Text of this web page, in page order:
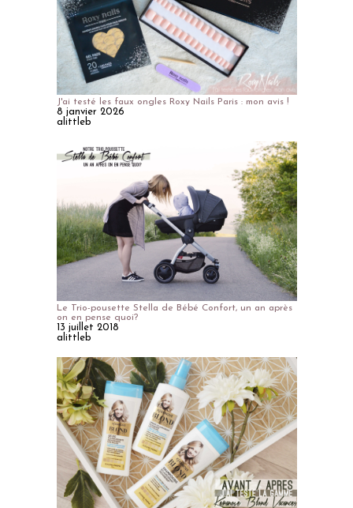
J'ai testé les faux ongles Roxy Nails Paris : mon avis !
8 janvier 2026
alittleb
Le Trio-pousette Stella de Bébé Confort, un an après
on en pense quoi?
13 juillet 2018
alittleb